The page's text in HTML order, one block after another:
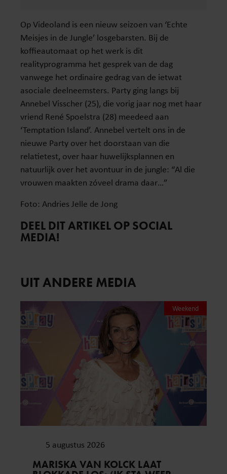
Op Videoland is een nieuw seizoen van ‘Echte
Meisjes in de Jungle’ losgebarsten. Bij de
koffieautomaat op het werk is dit
realityprogramma het gesprek van de dag
vanwege het ordinaire gedrag van de ietwat
asociale deelneemsters. Party ging langs bij
Annebel Visscher (25), die vorig jaar nog met haar
vriend René Spoelstra (28) meedeed aan
‘Temptation Island’. Annebel vertelt ons in de
nieuwe Party over het doorstaan van die
relatietest, over haar huwelijksplannen en
natuurlijk over het avontuur in de jungle: “Al die
vrouwen maakten zóveel drama daar…”
Foto: Andries Jelle de Jong
DEEL DIT ARTIKEL OP SOCIAL
MEDIA!
UIT ANDERE MEDIA
Weekend
5 augustus 2026
MARISKA VAN KOLCK LAAT